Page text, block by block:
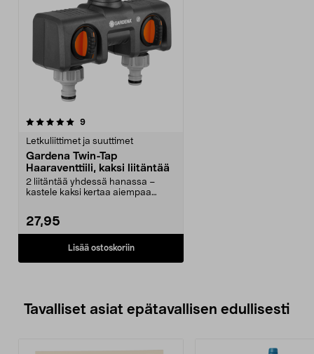
9arvostelut
Letkuliittimet ja suuttimet
Gardena Twin-Tap
Haaraventtiili, kaksi liitäntää
2 liitäntää yhdessä hanassa –
kastele kaksi kertaa aiempaa
27,95
Lisää ostoskoriin
Tavalliset asiat epätavallisen edullisesti